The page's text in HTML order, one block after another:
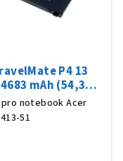
P4 13
mAh (54,36
notebook Acer
51